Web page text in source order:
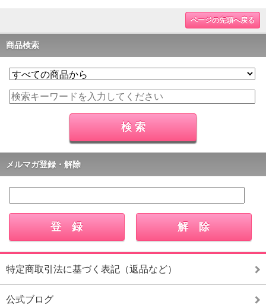
ページの先頭へ戻る
商品検索
メルマガ登録・解除
特定商取引法に基づく表記（返品など）
公式ブログ